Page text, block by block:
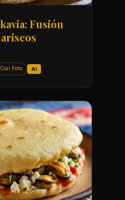
Fusión
Con Foto AI